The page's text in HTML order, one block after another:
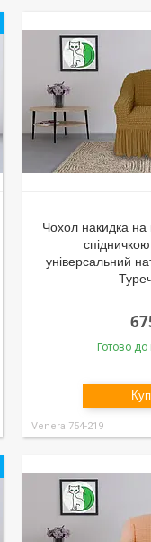
Чохол накидка на
універсальний
Готово до
Venera 754-219